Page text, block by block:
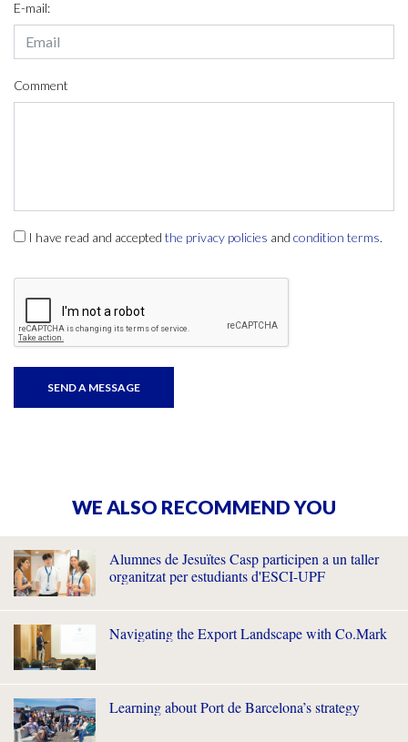
E-mail:
Comment
I have read and accepted the privacy policies and condition terms.
WE ALSO RECOMMEND YOU
Alumnes de Jesuïtes Casp participen a un taller
organitzat per estudiants d'ESCI-UPF
Navigating the Export Landscape with Co.Mark
Learning about Port de Barcelona’s strategy